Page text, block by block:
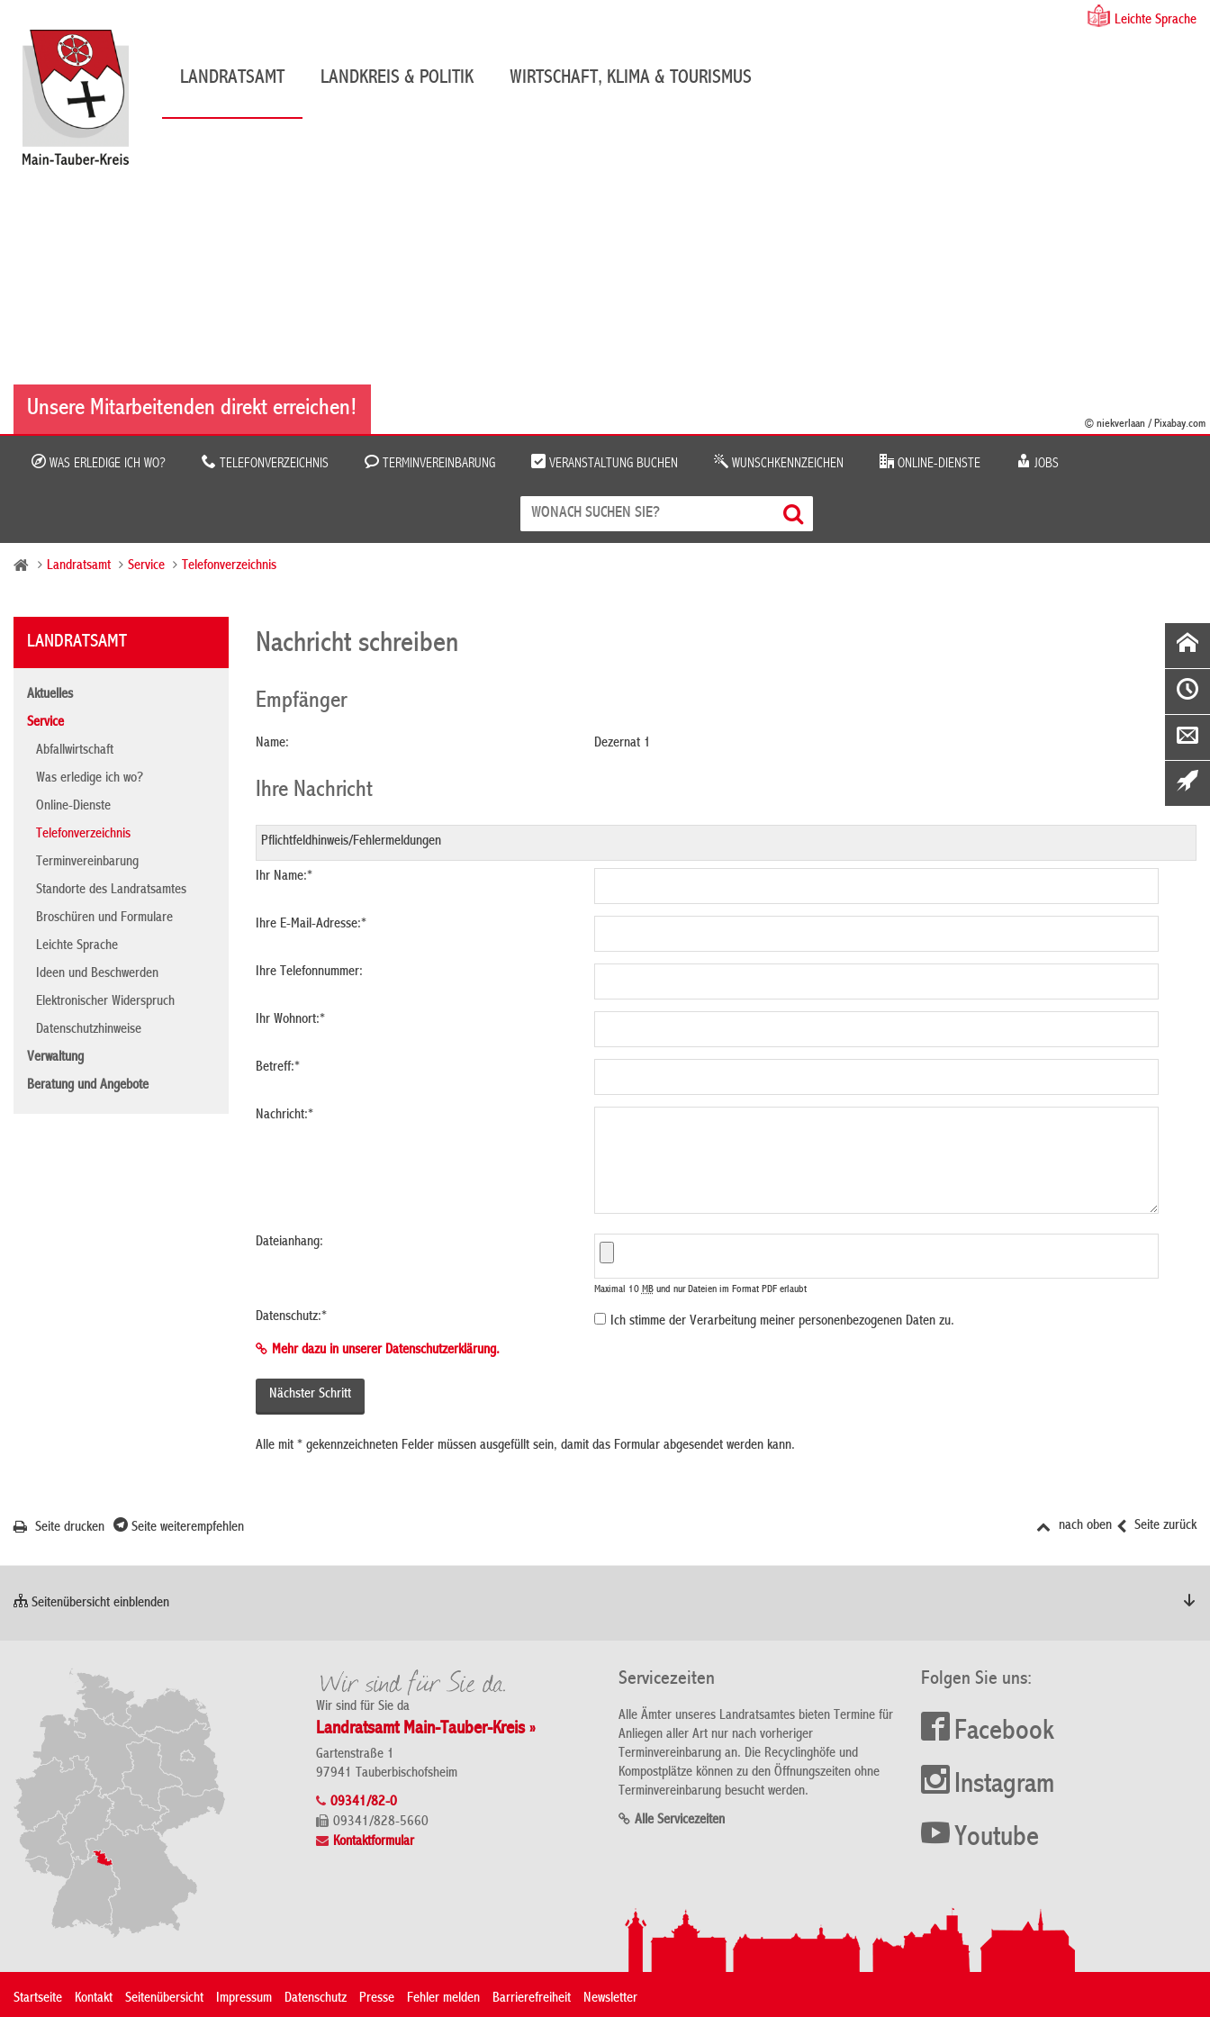
Leichte Sprache
LANDRATSAMT LANDKREIS & POLITIK WIRTSCHAFT, KLIMA & TOURISMUS
Unsere Mitarbeitenden direkt erreichen!
© niekverlaan / Pixabay.com
WAS ERLEDIGE ICH WO? TELEFONVERZEICHNIS TERMINVEREINBARUNG VERANSTALTUNG BUCHEN WUNSCHKENNZEICHEN ONLINE-DIENSTE JOBS
Landratsamt Service Telefonverzeichnis
LANDRATSAMT
Aktuelles
Service
Abfallwirtschaft
Was erledige ich wo?
Online-Dienste
Telefonverzeichnis
Terminvereinbarung
Standorte des Landratsamtes
Broschüren und Formulare
Leichte Sprache
Ideen und Beschwerden
Elektronischer Widerspruch
Datenschutzhinweise
Verwaltung
Beratung und Angebote
Nachricht schreiben
Empfänger
Name: Dezernat 1
Ihre Nachricht
Ihr Name:*
Ihre E-Mail-Adresse:*
Ihre Telefonnummer:
Ihr Wohnort:*
Betreff:*
Nachricht:*
Dateianhang:
Maximal 10 MBund nur Dateien im Format PDF erlaubt
Datenschutz:*
Ich stimme der Verarbeitung meiner personenbezogenen Daten zu.
Mehr dazu in unserer Datenschutzerklärung.
Alle mit *gekennzeichneten Felder müssen ausgefüllt sein, damit das Formular abgesendet werden kann.
Seite zurück
nach oben
Seite drucken Seite weiterempfehlen
Seitenübersicht einblenden
Wir sind für Sie da
Landratsamt Main-Tauber-Kreis »
Gartenstraße 1
97941 Tauberbischofsheim
09341/82-0
09341/828-5660
Kontaktformular
Servicezeiten
Alle Ämter unseres Landratsamtes bieten Termine für
Anliegen aller Art nur nach vorheriger
Terminvereinbarung an. Die Recyclinghöfe und
Kompostplätze können zu den Öffnungszeiten ohne
Terminvereinbarung besucht werden.
Alle Servicezeiten
Folgen Sie uns:
Facebook
Instagram
Youtube
Startseite Kontakt Seitenübersicht Impressum Datenschutz Presse Fehler melden Barrierefreiheit Newsletter